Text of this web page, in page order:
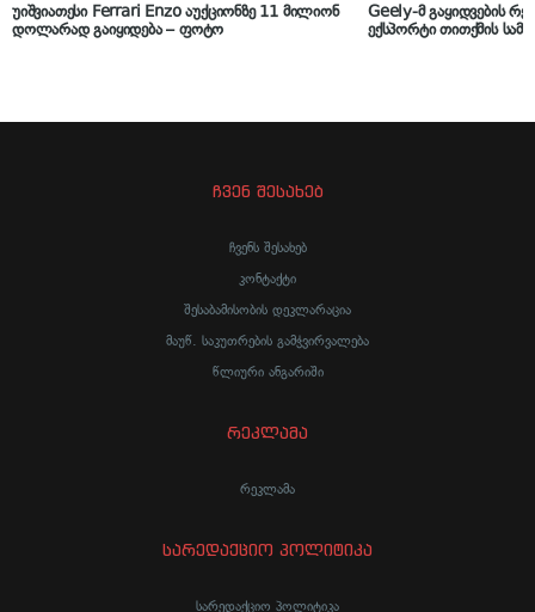
უიშვიათესი Ferrari Enzo აუქციონზე 11 მილიონ
დოლარად გაიყიდება – ფოტო
Geely-მ გაყიდვების
ექსპორტი თითქმის
ჩვენ შესახებ
ჩვენს შესახებ
კონტაქტი
შესაბამისობის დეკლარაცია
მაუწ. საკუთრების გამჭვირვალება
წლიური ანგარიში
რეკლამა
რეკლამა
სარედაქციო პოლიტიკა
სარედაქციო პოლიტიკა